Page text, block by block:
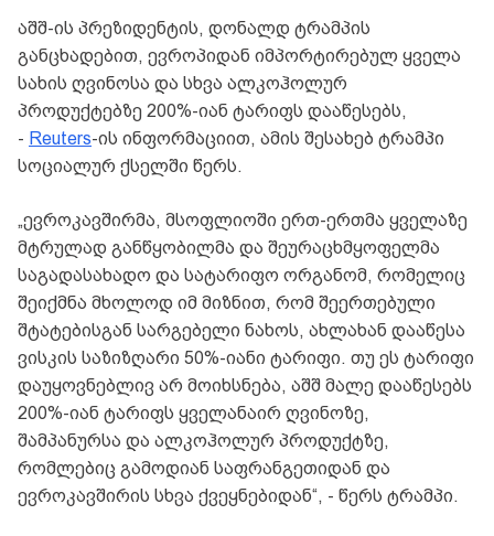
აშშ-ის პრეზიდენტის, დონალდ ტრამპის
განცხადებით, ევროპიდან იმპორტირებულ ყველა
სახის ღვინოსა და სხვა ალკოჰოლურ
პროდუქტებზე 200%-იან ტარიფს დააწესებს,
- Reuters-ის ინფორმაციით, ამის შესახებ ტრამპი
სოციალურ ქსელში წერს.
„ევროკავშირმა, მსოფლიოში ერთ-ერთმა ყველაზე
მტრულად განწყობილმა და შეურაცხმყოფელმა
საგადასახადო და სატარიფო ორგანომ, რომელიც
შეიქმნა მხოლოდ იმ მიზნით, რომ შეერთებული
შტატებისგან სარგებელი ნახოს, ახლახან დააწესა
ვისკის საზიზღარი 50%-იანი ტარიფი. თუ ეს ტარიფი
დაუყოვნებლივ არ მოიხსნება, აშშ მალე დააწესებს
200%-იან ტარიფს ყველანაირ ღვინოზე,
შამპანურსა და ალკოჰოლურ პროდუქტზე,
რომლებიც გამოდიან საფრანგეთიდან და
ევროკავშირის სხვა ქვეყნებიდან“, - წერს ტრამპი.